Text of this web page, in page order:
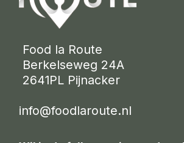
Food la Route
Berkelseweg 24A
2641PL Pijnacker
info@foodlaroute.nl